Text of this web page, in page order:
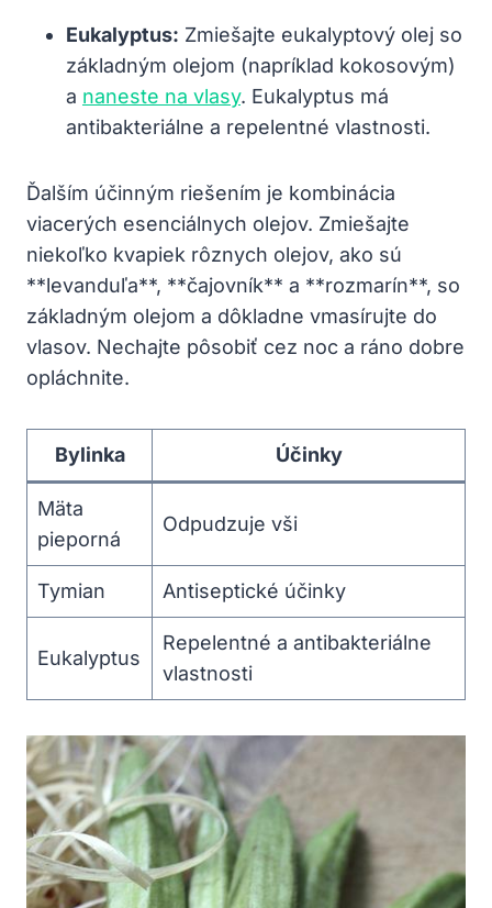
Eukalyptus: Zmiešajte eukalyptový olej so
základným olejom (napríklad kokosovým)
a naneste na vlasy. Eukalyptus má
antibakteriálne a repelentné vlastnosti.
Ďalším účinným riešením je kombinácia
viacerých esenciálnych olejov. Zmiešajte
niekoľko kvapiek rôznych olejov, ako sú
**levanduľa**, **čajovník** a **rozmarín**, so
základným olejom a dôkladne vmasírujte do
vlasov. Nechajte pôsobiť cez noc a ráno dobre
opláchnite.
Bylinka Účinky
Mäta
pieporná
Odpudzuje vši
Tymian Antiseptické účinky
Eukalyptus
Repelentné a antibakteriálne
vlastnosti